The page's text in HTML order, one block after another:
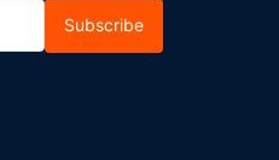
Subscribe